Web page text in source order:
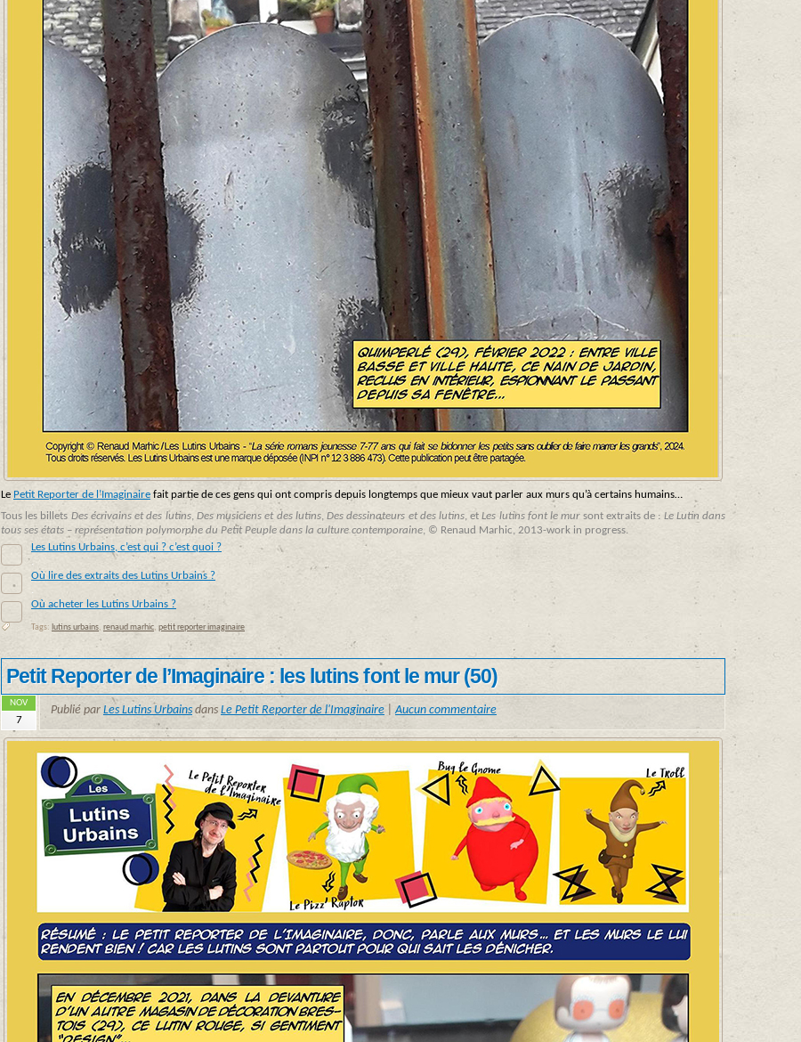
Le Petit Reporter de l’Imaginaire fait partie de ces gens qui ont compris depuis longtemps que mieux vaut parler aux murs qu’à certains humains…
Tous les billets Des écrivains et des lutins, Des musiciens et des lutins,Des dessinateurs et des lutins, etLes lutins font le mursont extraits de : Le Lutin dans
tous ses états – représentation polymorphe du Petit Peuple dans la culture contemporaine , © Renaud Marhic, 2013-work in progress.
Les Lutins Urbains, c’est qui ? c’est quoi ?
.
Où lire des extraits des Lutins Urbains ?
.
Où acheter les Lutins Urbains ?
Tags: lutins urbains, renaud marhic, petit reporter imaginaire
Petit Reporter de l’Imaginaire : les lutins font le mur (50)
NOV
7
Publié par Les Lutins Urbains dans Le Petit Reporter de l'Imaginaire |Aucun commentaire